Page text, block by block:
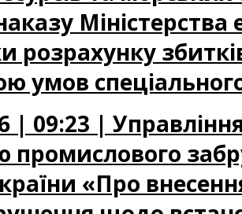
розрахунку
умов
| 09:23 |
промислового
«Про